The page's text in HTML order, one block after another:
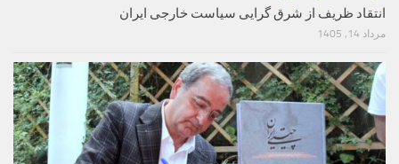
انتقاد ظریف از شرق گرایی سیاست خارجی ایران
مرداد 14, 1405